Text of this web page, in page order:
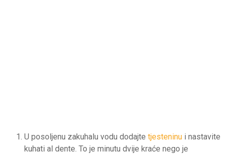
U posoljenu zakuhalu vodu dodajte tjesteninu i nastavite
kuhati al dente. To je minutu dvije kraće nego je